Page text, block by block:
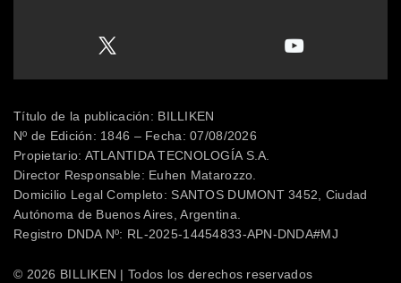
Título de la publicación: BILLIKEN
Nº de Edición: 1846 – Fecha: 07/08/2026
Propietario: ATLANTIDA TECNOLOGÍA S.A.
Director Responsable: Euhen Matarozzo.
Domicilio Legal Completo: SANTOS DUMONT 3452, Ciudad
Autónoma de Buenos Aires, Argentina.
Registro DNDA Nº: RL-2025-14454833-APN-DNDA#MJ
© 2026 BILLIKEN | Todos los derechos reservados